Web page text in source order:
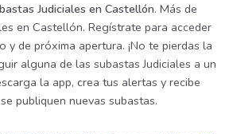
Judiciales en Castellón. Más de
en Castellón. Regístrate para acceder
y de próxima apertura. ¡No te pierdas la
alguna de las subastas Judiciales a un
la app, crea tus alertas y recibe
publiquen nuevas subastas.